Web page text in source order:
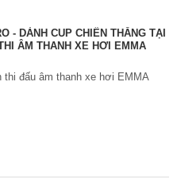
- DÀNH CUP CHIẾN THẮNG TẠI
ÂM THANH XE HƠI EMMA
thi đấu âm thanh xe hơi EMMA